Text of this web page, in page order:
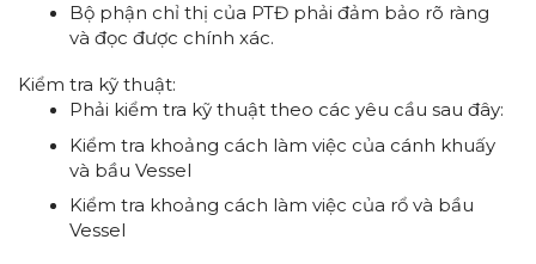
Bộ phận chỉ thị của PTĐ phải đảm bảo rõ ràng
và đọc được chính xác.
Kiểm tra kỹ thuật:
Phải kiểm tra kỹ thuật theo các yêu cầu sau đây:
Kiểm tra khoảng cách làm việc của cánh khuấy
và bầu Vessel
Kiểm tra khoảng cách làm việc của rổ và bầu
Vessel